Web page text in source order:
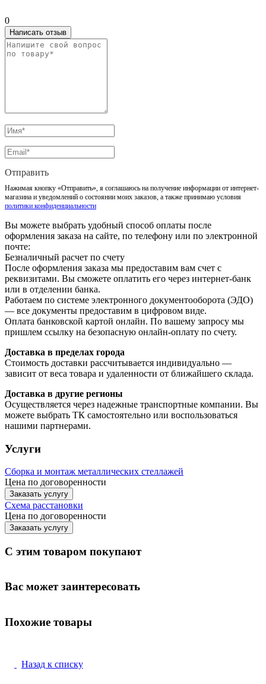
0
Написать отзыв
Отправить
Нажимая кнопку «Отправить», я соглашаюсь на получение информации от интернет-
магазина и уведомлений о состоянии моих заказов, а также принимаю условия
политики конфиденциальности
Вы можете выбрать удобный способ оплаты после
оформления заказа на сайте, по телефону или по электронной
почте:
Безналичный расчет по счету
После оформления заказа мы предоставим вам счет с
реквизитами. Вы сможете оплатить его через интернет-банк
или в отделении банка.
Работаем по системе электронного документооборота (ЭДО)
— все документы предоставим в цифровом виде.
Оплата банковской картой онлайн. По вашему запросу мы
пришлем ссылку на безопасную онлайн-оплату по счету.
Доставка в пределах города
Стоимость доставки рассчитывается индивидуально —
зависит от веса товара и удаленности от ближайшего склада.
Доставка в другие регионы
Осуществляется через надежные транспортные компании. Вы
можете выбрать ТК самостоятельно или воспользоваться
нашими партнерами.
Услуги
Сборка и монтаж металлических стеллажей
Цена по договоренности
Заказать услугу
Схема расстановки
Цена по договоренности
Заказать услугу
С этим товаром покупают
Вас может заинтересовать
Похожие товары
Назад к списку